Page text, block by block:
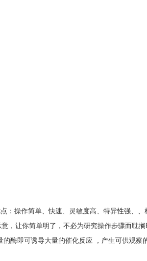
：操作简单、快速、灵敏度高、特异性强、、
，让你简单明了，不必为研究操作步骤而耽搁
酶即可诱导大量的催化反应 ，产生可供观察